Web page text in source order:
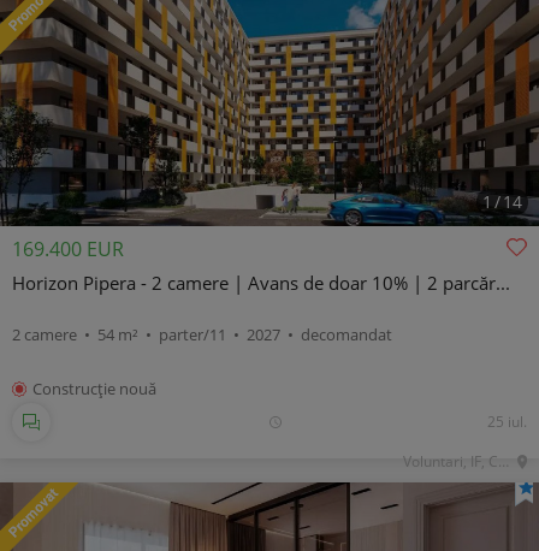
1 /14
169.400 EUR
Horizon Pipera - 2 camere | Avans de doar 10% | 2 parcăr...
2 camere • 54 m² • parter/11 • 2027 • decomandat
Construcţie nouă
25 iul.
Voluntari, IF, Central